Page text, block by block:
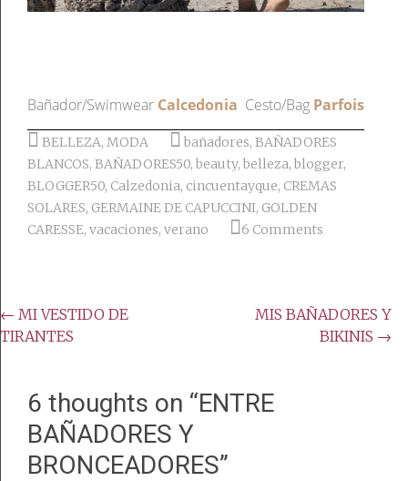
Bañador/Swimwear Calcedonia Cesto/Bag Parfois
BELLEZA, MODA bañadores, BAÑADORES
BLANCOS, BAÑADORES50, beauty, belleza, blogger,
BLOGGER50, Calzedonia, cincuentayque, CREMAS
SOLARES, GERMAINE DE CAPUCCINI, GOLDEN
CARESSE, vacaciones, verano 6 Comments
Post
navigation
← MI VESTIDO DE
TIRANTES
MIS BAÑADORES Y
BIKINIS →
6 thoughts on “ENTRE
BAÑADORES Y
BRONCEADORES”